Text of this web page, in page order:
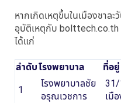
หากเกิดเหตุขึ้นในเมืองชาล
อุบัติเหตุกับ
ได้แก่
ลำดับโรงพยาบาล ที่อยู่
1
โรงพยาบาลชัย
อรุณเวชการ
31/
เมื